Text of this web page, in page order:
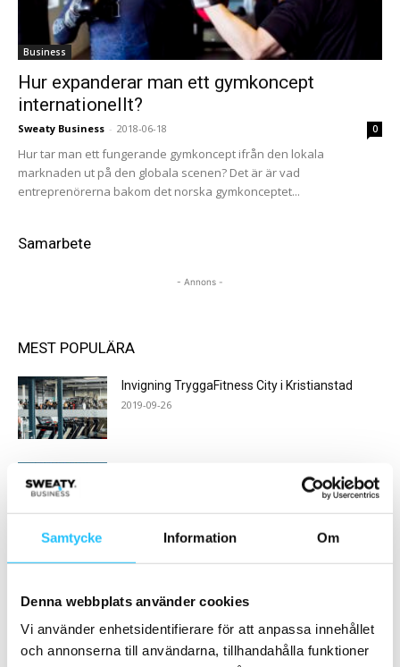
Samtycke Information Om
Denna webbplats använder cookies
Vi använder enhetsidentifierare för att anpassa innehållet
och annonserna till användarna, tillhandahålla funktioner
Business
Hur expanderar man ett gymkoncept
internationellt?
Sweaty Business - 2018-06-18 0
Hur tar man ett fungerande gymkoncept ifrån den lokala
marknaden ut på den globala scenen? Det är är vad
entreprenörerna bakom det norska gymkonceptet...
Samarbete
- Annons -
MEST POPULÄRA
Invigning TryggaFitness City i Kristianstad
2019-09-26
2018-06-12
CrossFit i kris – vad krävs för att vända